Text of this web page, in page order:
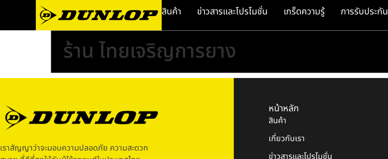
สินค้า ข่าวสารและโปรโมชั่น เกร็ดความรู้ การรับประกัน
ร้าน ไทยเจริญการยาง
เราสัญญาว่าจะมอบความปลอดภัย ความสะดวก
หน้าหลัก
สินค้า
เกี่ยวกับเรา
ข่าวสารและโปรโมชั่น